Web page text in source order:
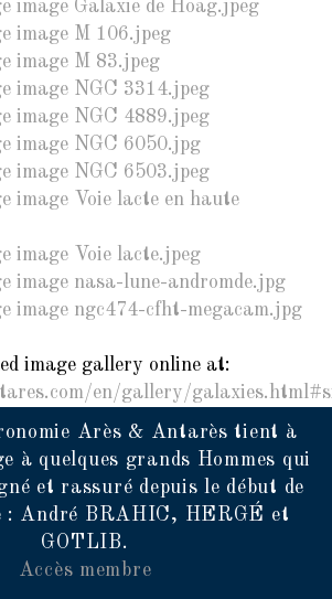
image gallery online at:
en/gallery/
Arès & Antarès tient à
à quelques grands Hommes qui
et rassuré depuis le début de
: André BRAHIC, HERGÉ et
GOTLIB.
Accès membre